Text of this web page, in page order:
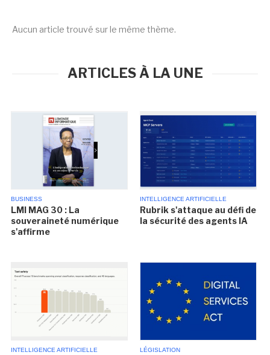
Aucun article trouvé sur le même thème.
ARTICLES À LA UNE
BUSINESS
LMI MAG 30 : La
souveraineté numérique
s'affirme
INTELLIGENCE ARTIFICIELLE
Rubrik s'attaque au défi de
la sécurité des agents IA
INTELLIGENCE ARTIFICIELLE LÉGISLATION